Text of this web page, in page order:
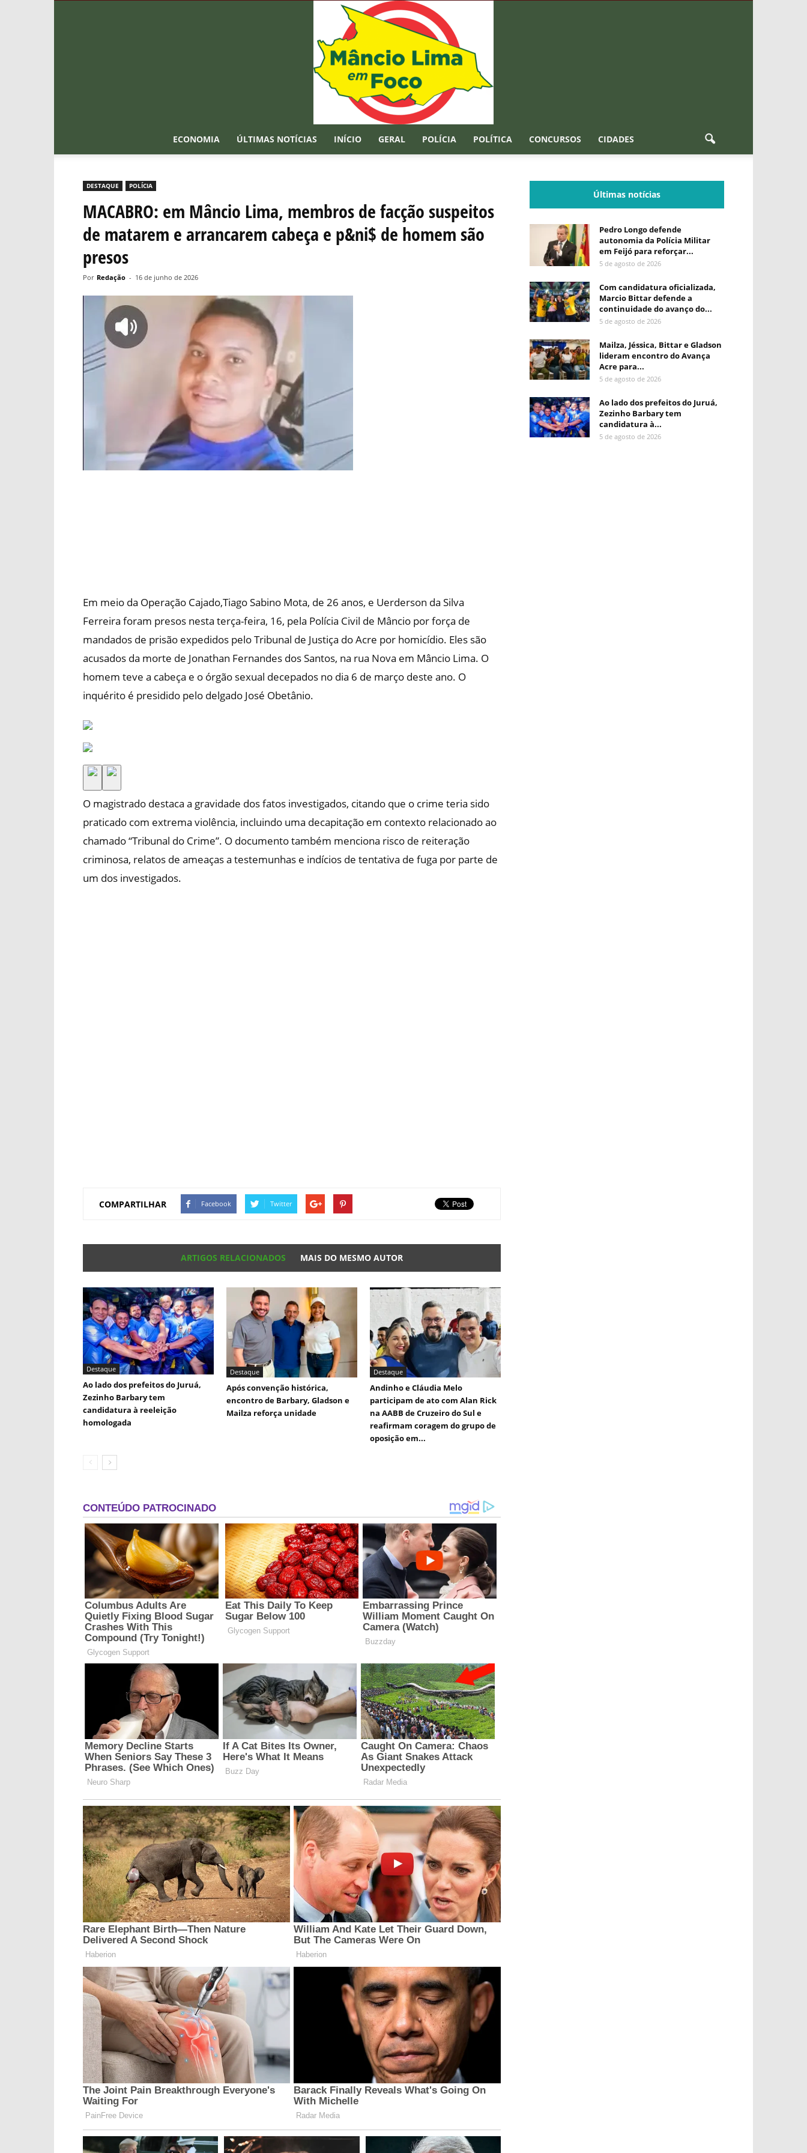
Lima
ECONOMIA ÚLTIMAS NOTÍCIAS INÍCIO GERAL POLÍCIA POLÍTICA CONCURSOS CIDADES
DESTAQUE POLÍCIA
MACABRO: em Mâncio Lima, membros de facção suspeitos
de matarem e arrancarem cabeça e p&ni$ de homem são
presos
Por Redação - 16 de junho de 2026
Em meio da Operação Cajado,Tiago Sabino Mota, de 26 anos, e Uerderson da Silva
Ferreira foram presos nesta terça-feira, 16, pela Polícia Civil de Mâncio por força de
mandados de prisão expedidos pelo Tribunal de Justiça do Acre por homicídio. Eles são
acusados da morte de Jonathan Fernandes dos Santos, na rua Nova em Mâncio Lima. O
homem teve a cabeça e o órgão sexual decepados no dia 6 de março deste ano. O
inquérito é presidido pelo delgado José Obetânio.
O magistrado destaca a gravidade dos fatos investigados, citando que o crime teria sido
praticado com extrema violência, incluindo uma decapitação em contexto relacionado ao
chamado “Tribunal do Crime”. O documento também menciona risco de reiteração
criminosa, relatos de ameaças a testemunhas e indícios de tentativa de fuga por parte de
um dos investigados.
COMPARTILHAR Facebook Twitter
ARTIGOS RELACIONADOS MAIS DO MESMO AUTOR
Destaque
Ao lado dos prefeitos do Juruá,
Zezinho Barbary tem
candidatura à reeleição
homologada
Destaque
Após convenção histórica,
encontro de Barbary, Gladson e
Mailza reforça unidade
Destaque
Andinho e Cláudia Melo
participam de ato com Alan Rick
na AABB de Cruzeiro do Sul e
reafirmam coragem do grupo de
oposição em...
Últimas notícias
Pedro Longo defende
autonomia da Polícia Militar
em Feijó para reforçar...
5 de agosto de 2026
Com candidatura oficializada,
Marcio Bittar defende a
continuidade do avanço do...
5 de agosto de 2026
Mailza, Jéssica, Bittar e Gladson
lideram encontro do Avança
Acre para...
5 de agosto de 2026
Ao lado dos prefeitos do Juruá,
Zezinho Barbary tem
candidatura à...
5 de agosto de 2026